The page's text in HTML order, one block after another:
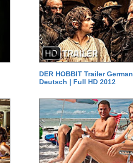
DER HOBBIT Trailer German
Deutsch | Full HD 2012